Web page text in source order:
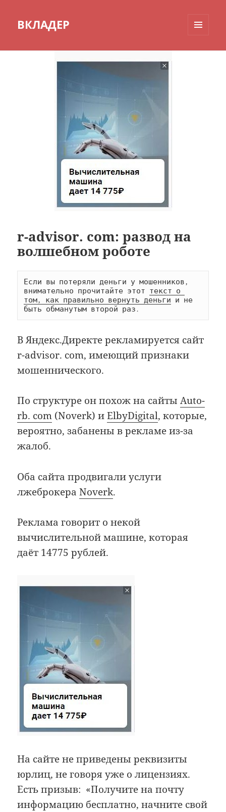
ВКЛАДЕР
r-advisor. com: развод на
волшебном роботе
Если вы потеряли деньги у мошенников,
внимательно прочитайте этот текст о
том, как правильно вернуть деньги и не
быть обманутым второй раз.
В Яндекс.Директе рекламируется сайт
r-advisor. com, имеющий признаки
мошеннического.
По структуре он похож на сайтыAuto-
rb. com (Noverk) иElbyDigital, которые,
вероятно, забанены в рекламе из-за
жалоб.
Оба сайта продвигали услуги
лжеброкераNoverk.
Реклама говорит о некой
вычислительной машине, которая
даёт 14775 рублей.
На сайте не приведены реквизиты
юрлиц, не говоря уже о лицензиях.
Есть призыв: «Получите на почту
информацию бесплатно, начните свой